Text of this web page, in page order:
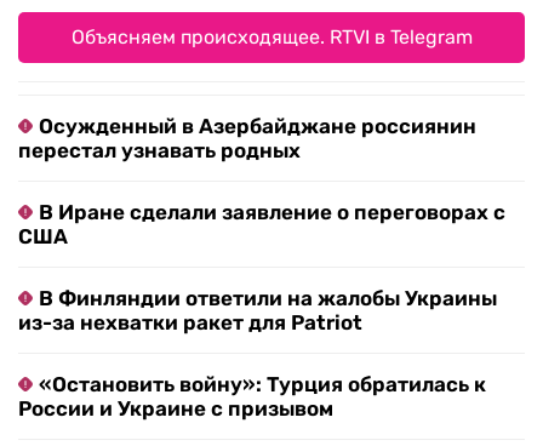
Объясняем происходящее. RTVI в Telegram
Осужденный в Азербайджане россиянин
перестал узнавать родных
В Иране сделали заявление о переговорах с
США
В Финляндии ответили на жалобы Украины
из-за нехватки ракет для Patriot
«Остановить войну»: Турция обратилась к
России и Украине с призывом